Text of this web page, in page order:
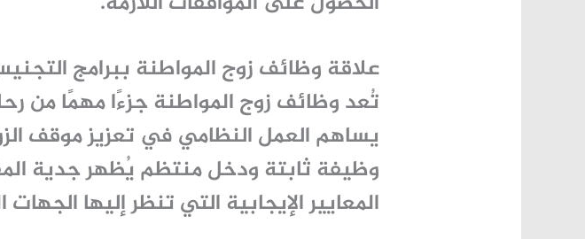
علاقة وظائف زوج المواطنة ببرامج
تُعد وظائف زوج المواطنةجزءًا مهمًا من
يساهم العمل النظامي في تعزيز موقف
وظيفة ثابتة ودخل منتظم يُظهر جدية
المعايير الإيجابية التي تنظر إليها